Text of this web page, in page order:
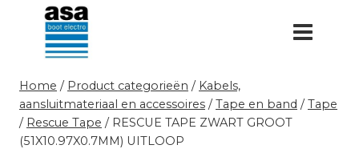
Doorgaan
inhoud
Home / Product categorieën / Kabels,
aansluitmateriaal en accessoires / Tape en band / Tape
/ Rescue Tape / RESCUE TAPE ZWART GROOT
(51X10.97X0.7MM) UITLOOP